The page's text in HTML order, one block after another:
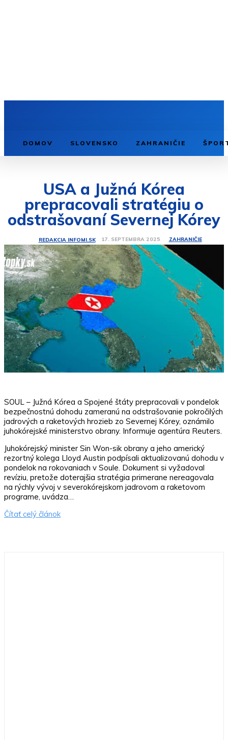
DOMOV SLOVENSKO ZAHRANIČIE
USA a Južná Kórea
prepracovali stratégiu o
odstrašovaní Severnej Kórey
REDAKCIA INFOMI.SK 17. SEPTEMBRA 2025 ZAHRANIČIE
SOUL – Južná Kórea a Spojené štáty prepracovali v pondelok
bezpečnostnú dohodu zameranú na odstrašovanie pokročilých
jadrových a raketových hrozieb zo Severnej Kórey, oznámilo
juhokórejské ministerstvo obrany. Informuje agentúra Reuters.
Juhokórejský minister Sin Won-sik obrany a jeho americký
rezortný kolega Lloyd Austin podpísali aktualizovanú dohodu v
pondelok na rokovaniach v Soule. Dokument si vyžadoval
revíziu, pretože doterajšia stratégia primerane nereagovala
na rýchly vývoj v severokórejskom jadrovom a raketovom
programe, uvádza…
Čítať celý článok